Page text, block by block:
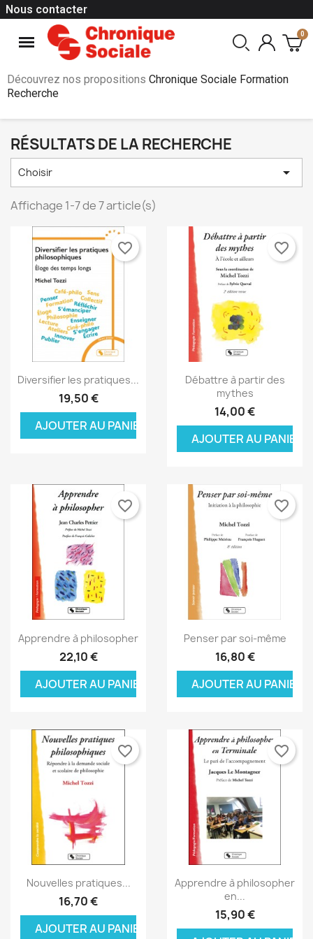
Nous contacter
Découvrez nos propositions Chronique Sociale Formation
Recherche
RÉSULTATS DE LA RECHERCHE
Choisir 
Affichage 1-7 de 7 article(s)
Aperçu rapide
Diversifier les pratiques...
19,50 €
AJOUTER AU PANIER
favorite_border
Aperçu rapide
Débattre à partir des
mythes
14,00 €
AJOUTER AU PANIER
favorite_border
Aperçu rapide
Apprendre à philosopher
22,10 €
AJOUTER AU PANIER
favorite_border
Aperçu rapide
Penser par soi-même
16,80 €
AJOUTER AU PANIER
favorite_border
Aperçu rapide
Nouvelles pratiques...
16,70 €
AJOUTER AU PANIER
favorite_border
Aperçu rapide
Apprendre à philosopher
en...
15,90 €
favorite_border